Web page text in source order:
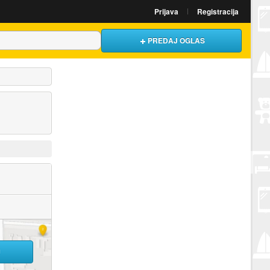
Prijava Registracija
PREDAJ OGLAS